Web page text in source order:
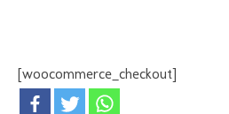
[woocommerce_checkout]